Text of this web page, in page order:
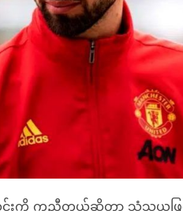
င်းကို ကူညီတယ်ဆိုတာ သံသယဖြစ်